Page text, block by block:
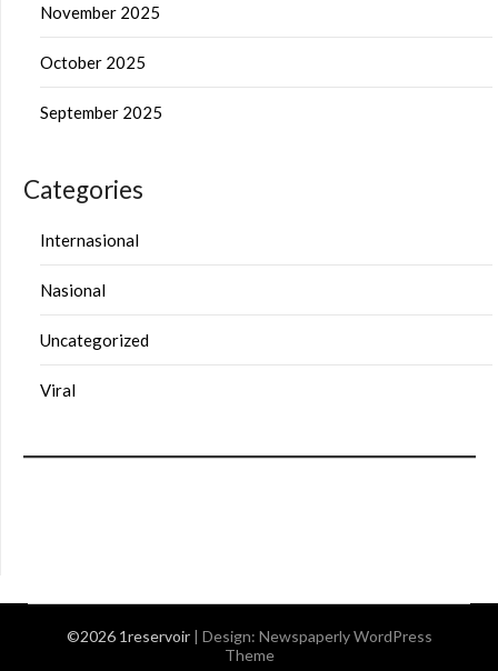
November 2025
October 2025
September 2025
Categories
Internasional
Nasional
Uncategorized
Viral
©2026 1reservoir | Design: Newspaperly WordPress
Theme